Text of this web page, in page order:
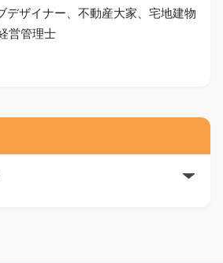
デザイナー、不動産大家、宅地建物
営管理士